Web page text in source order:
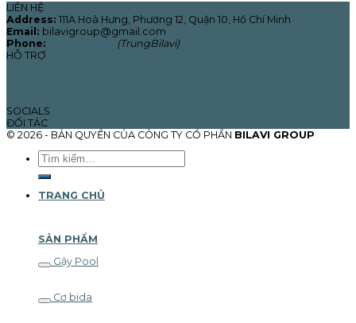
LIÊN HỆ
Address: 111A Hoà Hưng, Phường 12, Quận 10, Hồ Chí Minh
Email: bilavigroup@gmail.com
Phone:
(TrungBilavi)
HỖ TRỢ
SOCIALS
ĐỐI TÁC
© 2026 - BẢN QUYỀN CỦA CÔNG TY CỔ PHẦN BILAVI GROUP
Tìm
kiếm:
TRANG CHỦ
SẢN PHẨM
Gậy Pool
Cơ bida